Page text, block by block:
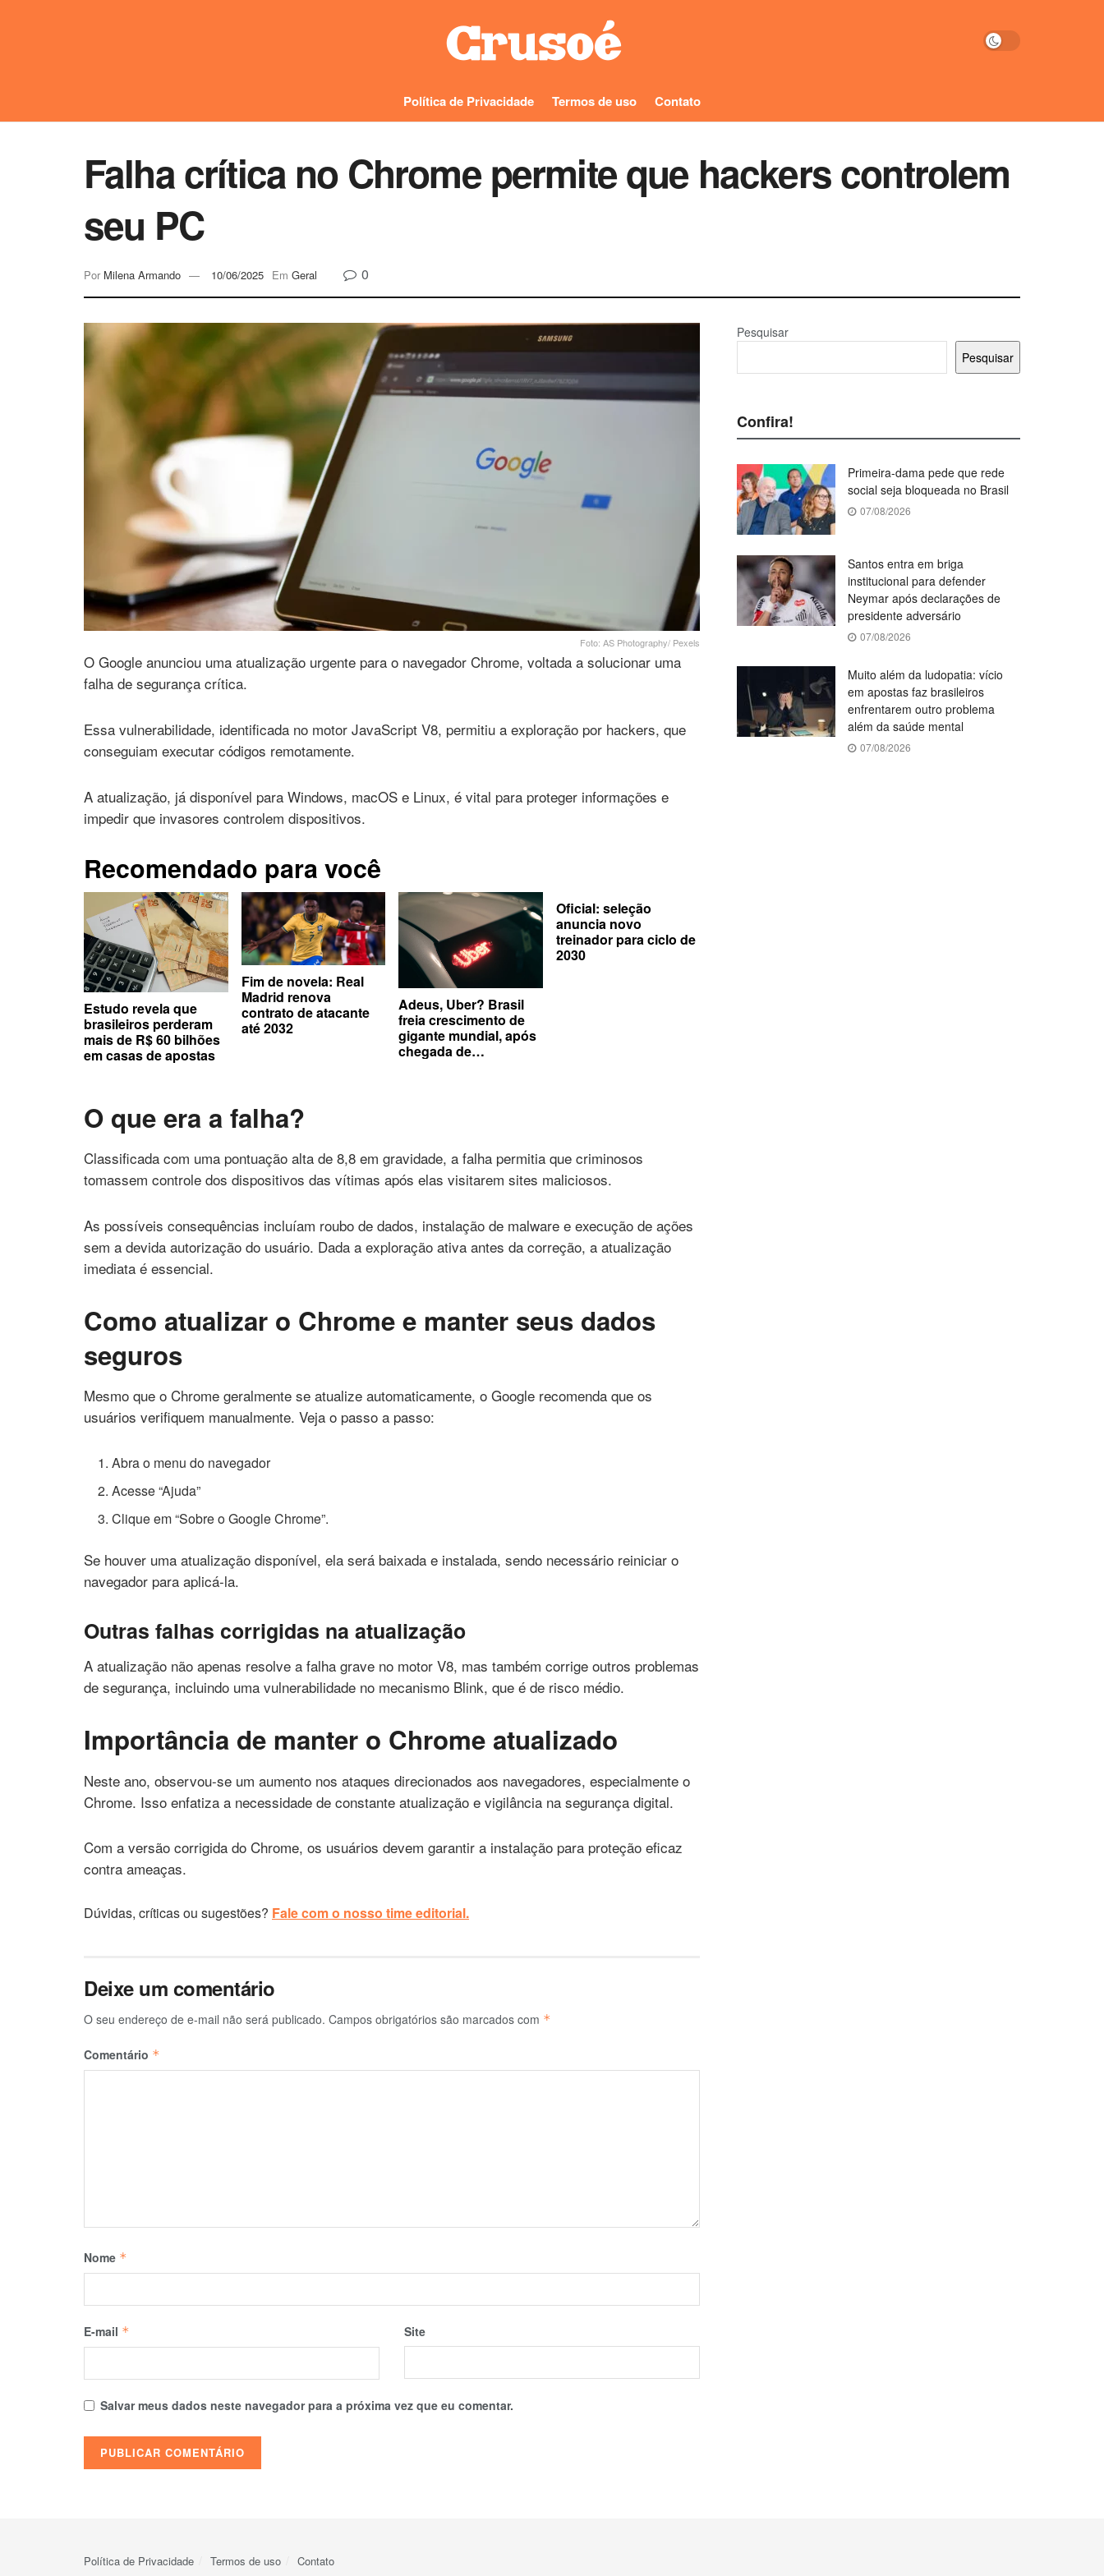
Política de Privacidade Termos de uso Contato
Falha crítica no Chrome permite que hackers controlem
seu PC
Por Milena Armando 10/06/2025 Em Geral 0
Foto: AS Photography/ Pexels
O Google anunciou uma atualização urgente para o navegador Chrome, voltada a solucionar uma
falha de segurança crítica.
Essa vulnerabilidade, identificada no motor JavaScript V8, permitiu a exploração por hackers, que
conseguiam executar códigos remotamente.
A atualização, já disponível para Windows, macOS e Linux, é vital para proteger informações e
impedir que invasores controlem dispositivos.
Recomendado para você
Estudo revela que
brasileiros perderam
mais de R$ 60 bilhões
em casas de apostas
Fim de novela: Real
Madrid renova
contrato de atacante
até 2032
Adeus, Uber? Brasil
freia crescimento de
gigante mundial, após
chegada de
Oficial: seleção
anuncia novo
treinador para ciclo de
2030
O que era a falha?
Classificada com uma pontuação alta de 8,8 em gravidade, a falha permitia que criminosos
tomassem controle dos dispositivos das vítimas após elas visitarem sites maliciosos.
As possíveis consequências incluíam roubo de dados, instalação de malware e execução de ações
sem a devida autorização do usuário. Dada a exploração ativa antes da correção, a atualização
imediata é essencial.
Como atualizar o Chrome e manter seus dados
seguros
Mesmo que o Chrome geralmente se atualize automaticamente, o Google recomenda que os
usuários verifiquem manualmente. Veja o passo a passo:
Abra o menu do navegador
Acesse “Ajuda”
Clique em “Sobre o Google Chrome”.
Se houver uma atualização disponível, ela será baixada e instalada, sendo necessário reiniciar o
navegador para aplicá-la.
Outras falhas corrigidas na atualização
A atualização não apenas resolve a falha grave no motor V8, mas também corrige outros problemas
de segurança, incluindo uma vulnerabilidade no mecanismo Blink, que é de risco médio.
Importância de manter o Chrome atualizado
Neste ano, observou-se um aumento nos ataques direcionados aos navegadores, especialmente o
Chrome. Isso enfatiza a necessidade de constante atualização e vigilância na segurança digital.
Com a versão corrigida do Chrome, os usuários devem garantir a instalação para proteção eficaz
contra ameaças.
Dúvidas, críticas ou sugestões? Fale com o nosso time editorial.
Deixe um comentário
O seu endereço de e-mail não será publicado. Campos obrigatórios são marcados com *
Comentário *
Nome *
E-mail * Site
Salvar meus dados neste navegador para a próxima vez que eu comentar.
Pesquisar
Pesquisar
Confira!
Primeira-dama pede que rede
social seja bloqueada no Brasil
07/08/2026
Santos entra em briga
institucional para defender
Neymar após declarações de
presidente adversário
07/08/2026
Muito além da ludopatia: vício
em apostas faz brasileiros
enfrentarem outro problema
além da saúde mental
07/08/2026
Política de Privacidade Termos de uso Contato